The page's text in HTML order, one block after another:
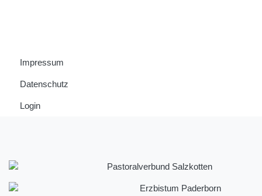
Impressum
Datenschutz
Login